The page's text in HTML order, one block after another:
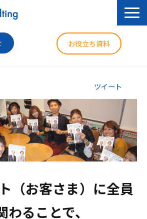
お役立ち資料
ツイート
（お客さま）に全員
わることで、